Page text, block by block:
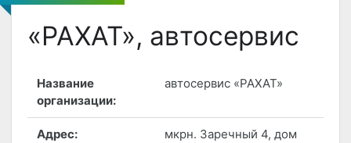
«РАХАТ», автосервис
Название
организации:
автосервис «РАХАТ»
Адрес:
мкрн. Заречный 4, дом